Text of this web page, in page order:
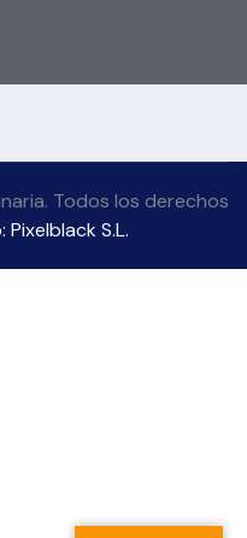
Todos los derechos
Pixelblack S.L.